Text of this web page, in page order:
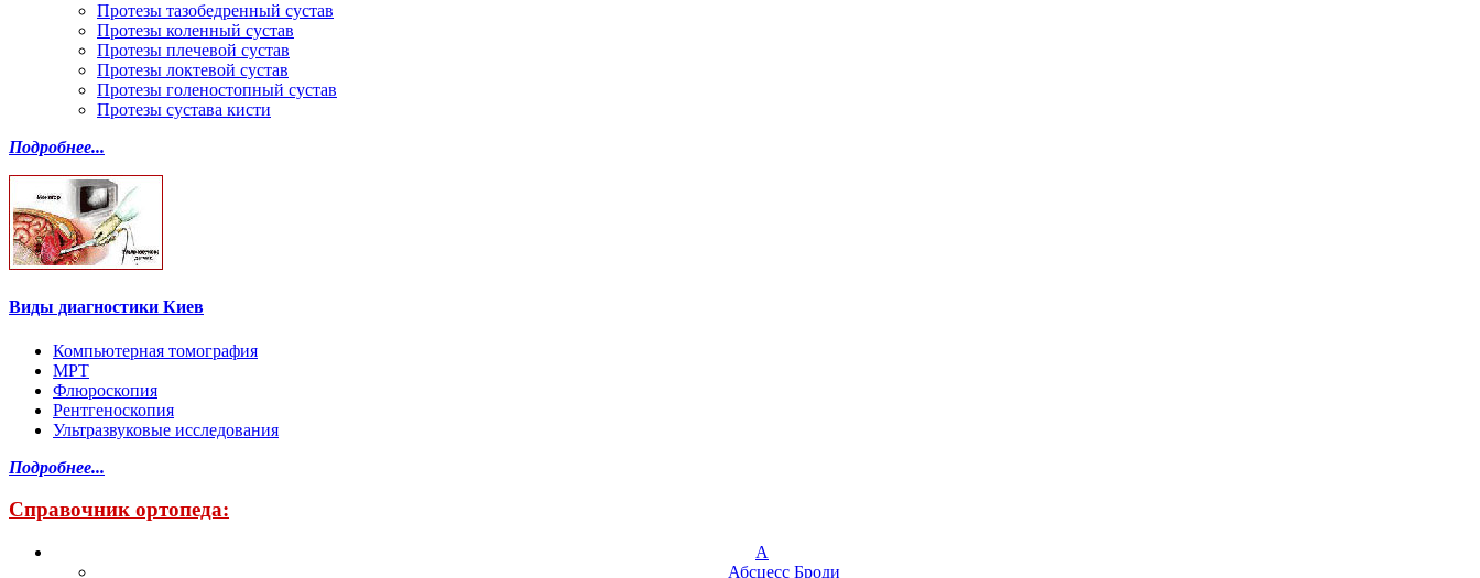
Протезы тазобедренный сустав
Протезы коленный сустав
Протезы плечевой сустав
Протезы локтевой сустав
Протезы голеностопный сустав
Протезы сустава кисти
Подробнее...
Виды диагностики Киев
Компьютерная томография
МРТ
Флюроскопия
Рентгеноскопия
Ультразвуковые исследования
Подробнее...
Справочник ортопеда:
А
Абсцесс Броди